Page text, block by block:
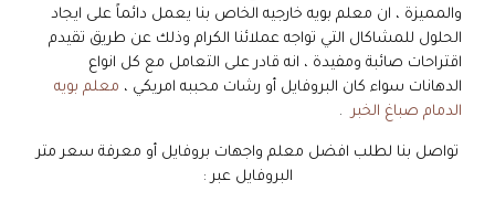
والمميزة ، ان معلم بويه خارجيه الخاص بنا يعمل دائماً على ايجاد
الحلول للمشاكال التي تواجه عملائنا الكرام وذلك عن طريق تقيدم
اقتراحات صائبة ومفيدة ، انه قادر على التعامل مع كل انواع
الدهانات سواء كان البروفايل أو رشات محببه امريكي ، معلم بويه
الدمام صباغ الخبر .
تواصل بنا لطلب افضل معلم واجهات بروفايل أو معرفة سعر متر
البروفايل عبر :